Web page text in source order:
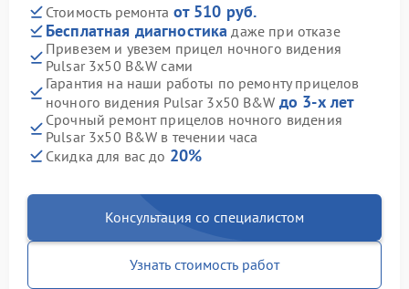
Стоимость ремонта от 510 руб.
Бесплатная диагностика даже при отказе
Привезем и увезем прицел ночного видения
Pulsar 3x50 B&W сами
Гарантия на наши работы по ремонту прицелов
ночного видения Pulsar 3x50 B&W до 3-х лет
Срочный ремонт прицелов ночного видения
Pulsar 3x50 B&W в течении часа
Скидка для вас до 20%
Консультация со специалистом
Узнать стоимость работ